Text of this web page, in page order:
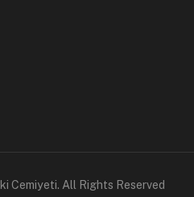
Cemiyeti. All Rights Reserved